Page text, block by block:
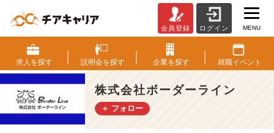
人
で
就
活
し
て
会員登録 ログイン MENU
求人を探す 説明会を探す 企業を探す 就職イベント
株式会社ボーダーライン
＋ フォロー